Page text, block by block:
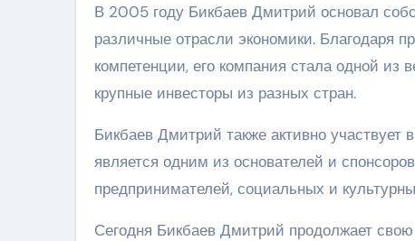
В 2005 году Бикбаев Дмитрий основал
различные отрасли экономики. Благодаря
компетенции, его компания стала одной
крупные инвесторы из разных стран.
Бикбаев Дмитрий также активно участвует
является одним из основателей и
предпринимателей, социальных и
Сегодня Бикбаев Дмитрий продолжает